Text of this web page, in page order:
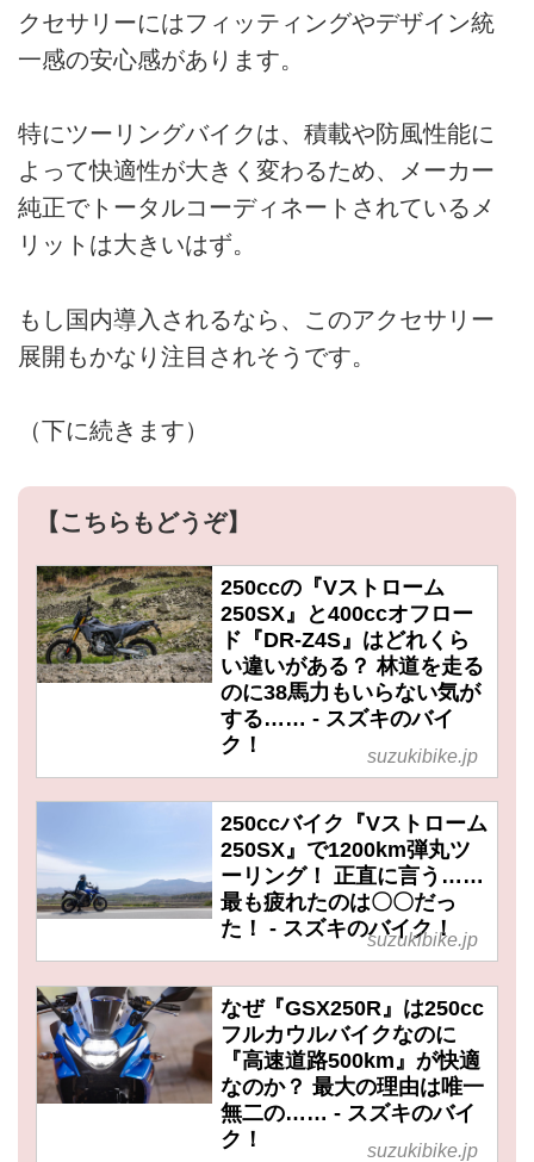
クセサリーにはフィッティングやデザイン統
一感の安心感があります。
特にツーリングバイクは、積載や防風性能に
よって快適性が大きく変わるため、メーカー
純正でトータルコーディネートされているメ
リットは大きいはず。
もし国内導入されるなら、このアクセサリー
展開もかなり注目されそうです。
（下に続きます）
【こちらもどうぞ】
250ccの『Vストローム
250SX』と400ccオフロー
ド『DR-Z4S』はどれくら
い違いがある？ 林道を走る
のに38馬力もいらない気が
する…… - スズキのバイ
ク！
suzukibike.jp
250ccバイク『Vストローム
250SX』で1200km弾丸ツ
ーリング！ 正直に言う……
最も疲れたのは〇〇だっ
た！ - スズキのバイク！
suzukibike.jp
なぜ『GSX250R』は250cc
フルカウルバイクなのに
『高速道路500km』が快適
なのか？ 最大の理由は唯一
無二の…… - スズキのバイ
ク！
suzukibike.jp